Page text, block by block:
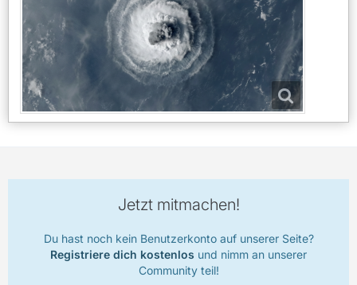
Jetzt mitmachen!
Du hast noch kein Benutzerkonto auf unserer Seite?
Registriere dich kostenlos und nimm an unserer
Community teil!